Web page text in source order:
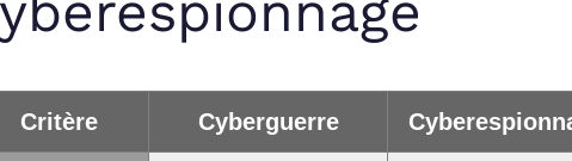
Critère Cyberguerre